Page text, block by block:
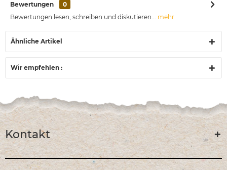
Bewertungen
0
Bewertungen lesen, schreiben und diskutieren... mehr
Ähnliche Artikel
Wir empfehlen :
Kontakt